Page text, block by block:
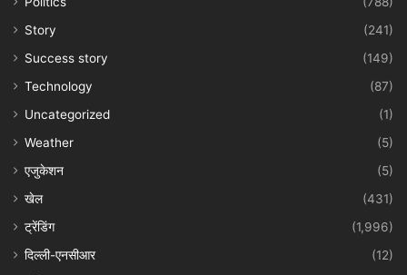
Story
(241)
Success story
(149)
Technology
(87)
Uncategorized
(1)
Weather
(5)
एजुकेशन
(5)
खेल
(431)
ट्रेंडिंग
(1,996)
दिल्ली-एनसीआर
(12)